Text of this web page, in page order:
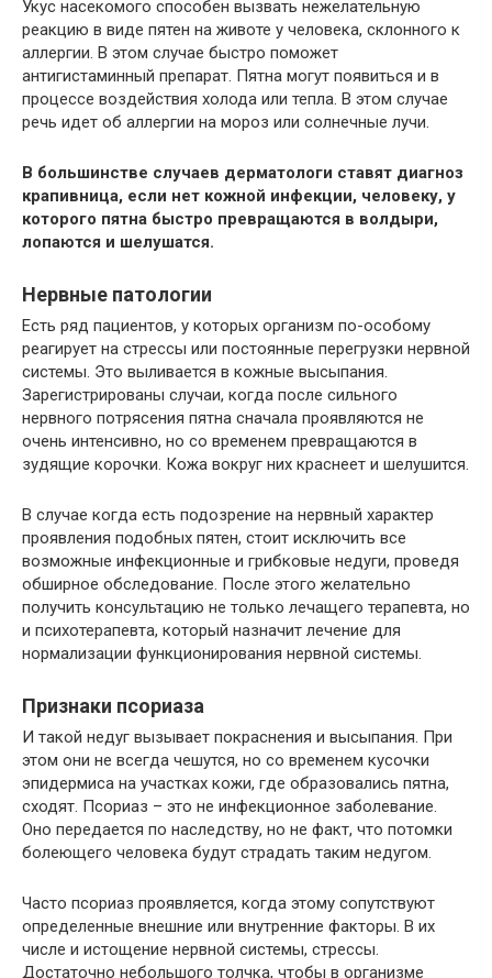
Укус насекомого способен вызвать нежелательную
реакцию в виде пятен на животе у человека, склонного к
аллергии. В этом случае быстро поможет
антигистаминный препарат. Пятна могут появиться и в
процессе воздействия холода или тепла. В этом случае
речь идет об аллергии на мороз или солнечные лучи.
В большинстве случаев дерматологи ставят диагноз
крапивница, если нет кожной инфекции, человеку, у
которого пятна быстро превращаются в волдыри,
лопаются и шелушатся.
Нервные патологии
Есть ряд пациентов, у которых организм по-особому
реагирует на стрессы или постоянные перегрузки нервной
системы. Это выливается в кожные высыпания.
Зарегистрированы случаи, когда после сильного
нервного потрясения пятна сначала проявляются не
очень интенсивно, но со временем превращаются в
зудящие корочки. Кожа вокруг них краснеет и шелушится.
В случае когда есть подозрение на нервный характер
проявления подобных пятен, стоит исключить все
возможные инфекционные и грибковые недуги, проведя
обширное обследование. После этого желательно
получить консультацию не только лечащего терапевта, но
и психотерапевта, который назначит лечение для
нормализации функционирования нервной системы.
Признаки псориаза
И такой недуг вызывает покраснения и высыпания. При
этом они не всегда чешутся, но со временем кусочки
эпидермиса на участках кожи, где образовались пятна,
сходят. Псориаз – это не инфекционное заболевание.
Оно передается по наследству, но не факт, что потомки
болеющего человека будут страдать таким недугом.
Часто псориаз проявляется, когда этому сопутствуют
определенные внешние или внутренние факторы. В их
числе и истощение нервной системы, стрессы.
Достаточно небольшого толчка, чтобы в организме